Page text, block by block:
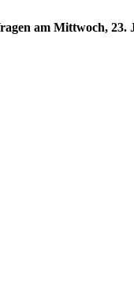
am Mittwoch,